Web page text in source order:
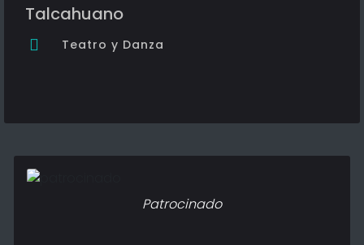
Talcahuano
Teatro y Danza
Patrocinado